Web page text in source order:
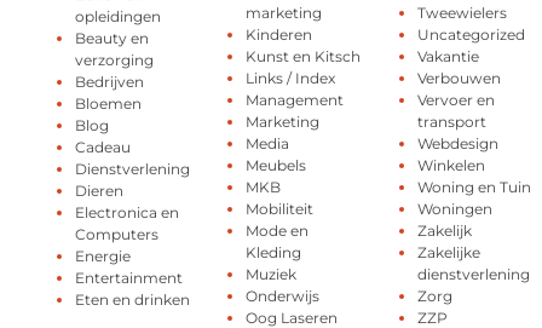
opleidingen
Beauty en
verzorging
Bedrijven
Bloemen
Blog
Cadeau
Dienstverlening
Dieren
Electronica en
Computers
Energie
Entertainment
Eten en drinken
marketing
Kinderen
Kunst en Kitsch
Links / Index
Management
Marketing
Media
Meubels
MKB
Mobiliteit
Mode en
Kleding
Muziek
Onderwijs
Oog Laseren
Tweewielers
Uncategorized
Vakantie
Verbouwen
Vervoer en
transport
Webdesign
Winkelen
Woning en Tuin
Woningen
Zakelijk
Zakelijke
dienstverlening
Zorg
ZZP